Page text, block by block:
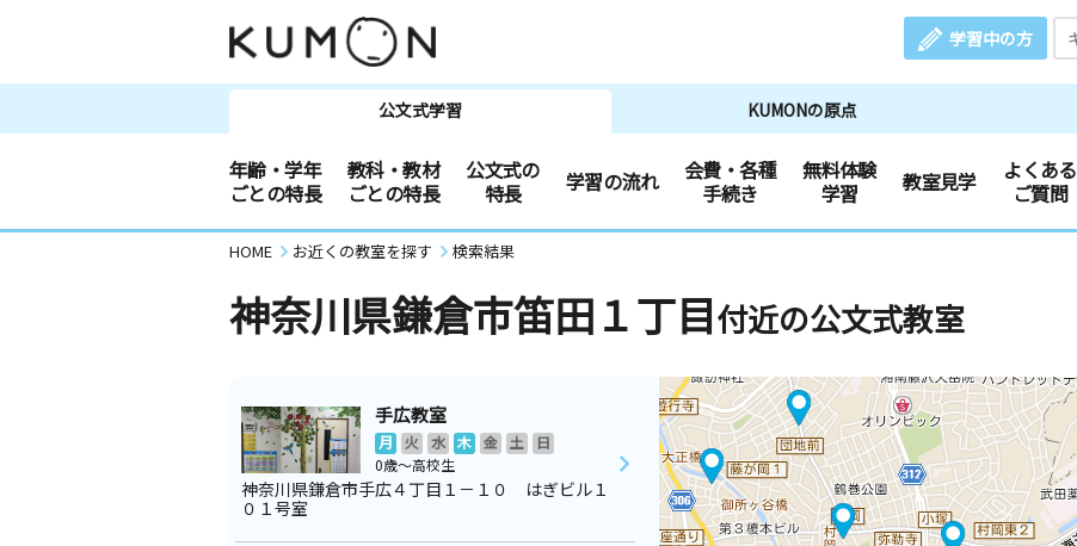
学習中の方
公文式学習 KUMONの原点
年齢・学年
ごとの特長
教科・教材
ごとの特長
公文式の
特長
学習の流れ
会費・各種
手続き
無料体験
学習
教室見学
よくある
ご質問
HOME お近くの教室を探す 検索結果
神奈川県鎌倉市笛田１丁目付近の公文式教室
手広教室
月 火 水 木 金 土
日
0歳～高校生
神奈川県鎌倉市手広４丁目１－１０ はぎビル１
０１号室